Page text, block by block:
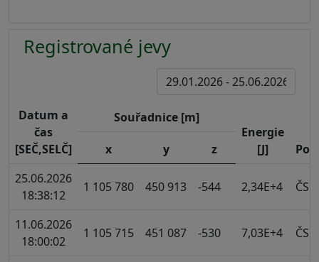
Registrované jevy
Datum a
čas
[SEČ,SELČ]
Souřadnice [m]
Energie
[J]
x y
z
25.06.2026
18:38:12
1 105 780 450 913 -544 2,34E+4
11.06.2026
18:00:02
1 105 715 451 087 -530 7,03E+4